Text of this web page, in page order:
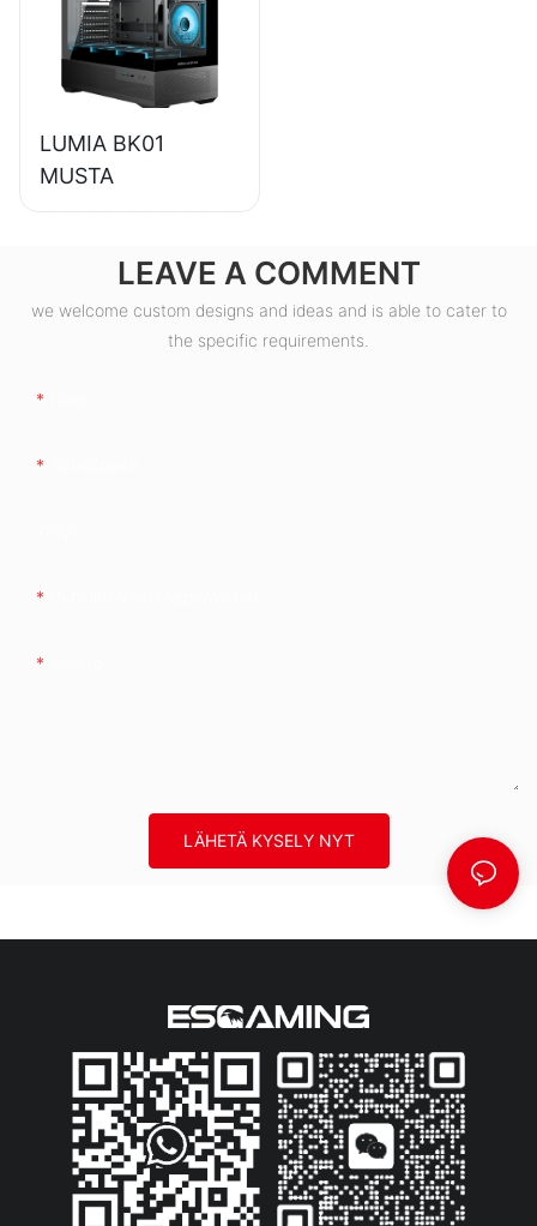
ESB550W
LUMIA BK01
MUSTA
LEAVE A COMMENT
we welcome custom designs and ideas and is able to cater to
the specific requirements.
LÄHETÄ KYSELY NYT